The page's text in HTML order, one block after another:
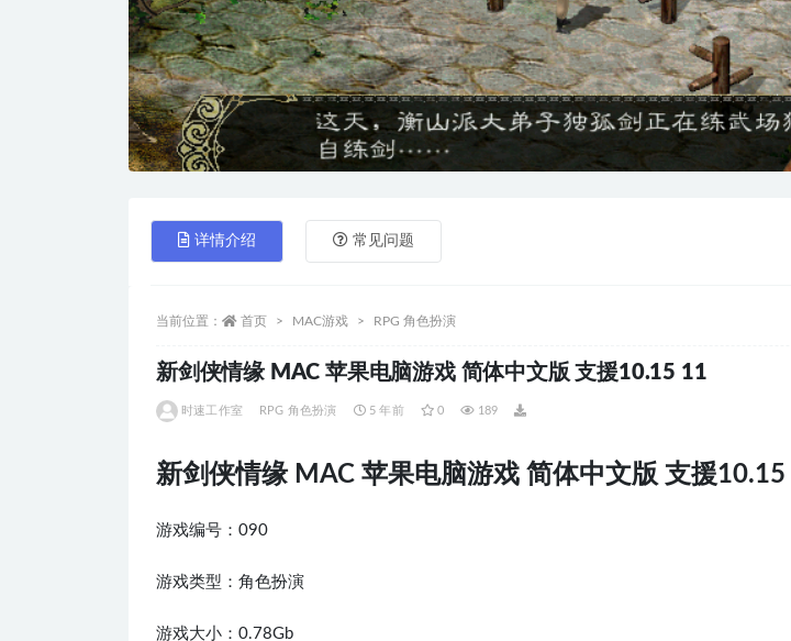
详情介绍 常见问题
当前位置： 首页 MAC游戏 RPG 角色扮演
新剑侠情缘 MAC 苹果电脑游戏 简体中文版 支援10.15 11
时速工作室 RPG 角色扮演 5 年前 0 189
新剑侠情缘 MAC 苹果电脑游戏 简体中文版 支援10.15
游戏编号：090
游戏类型：角色扮演
游戏大小：0.78Gb